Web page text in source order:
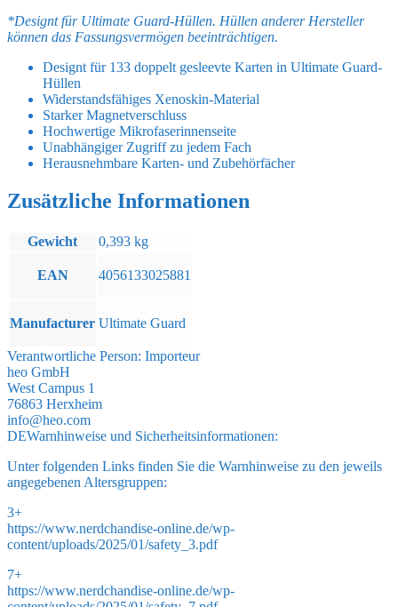
*Designt für Ultimate Guard-Hüllen. Hüllen anderer Hersteller
können das Fassungsvermögen beeinträchtigen.
Designt für 133 doppelt gesleevte Karten in Ultimate Guard-
Hüllen
Widerstandsfähiges Xenoskin-Material
Starker Magnetverschluss
Hochwertige Mikrofaserinnenseite
Unabhängiger Zugriff zu jedem Fach
Herausnehmbare Karten- und Zubehörfächer
Zusätzliche Informationen
Gewicht 0,393 kg
EAN 4056133025881
Manufacturer Ultimate Guard
Verantwortliche Person: Importeur
heo GmbH
West Campus 1
76863 Herxheim
info@heo.com
DEWarnhinweise und Sicherheitsinformationen:
Unter folgenden Links finden Sie die Warnhinweise zu den jeweils
angegebenen Altersgruppen:
3+
https://www.nerdchandise-online.de/wp-
content/uploads/2025/01/safety_3.pdf
7+
https://www.nerdchandise-online.de/wp-